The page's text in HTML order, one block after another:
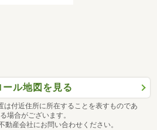
ール地図を見る
は付近住所に所在することを表すものであ
場合がございます。
産会社にお問い合わせください。